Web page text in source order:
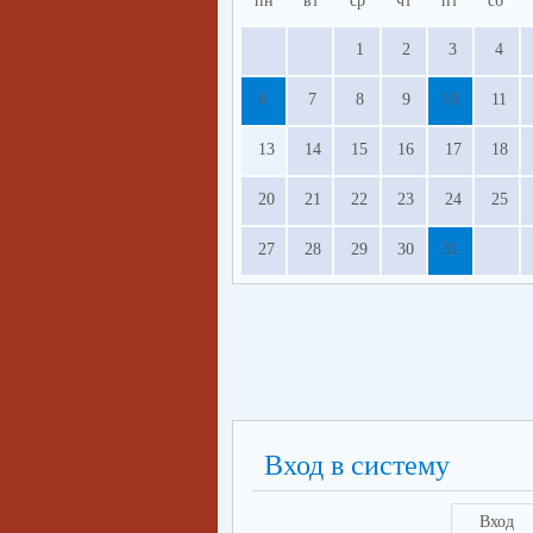
1 2 3 4
6 7 8 9 10 11
13 14 15 16 17 18
20 21 22 23 24 25
27 28 29 30 31
Вход в систему
Вход